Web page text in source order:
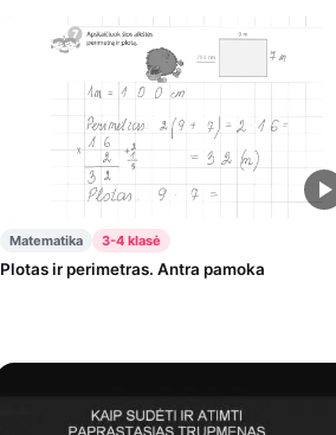
Matematika 3-4 klasė
Plotas ir perimetras. Antra pamoka